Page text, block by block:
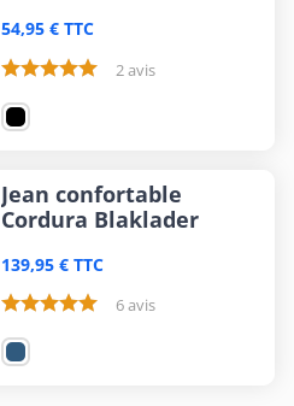
54,95 € TTC
2 avis
Jean confortable
Cordura Blaklader
139,95 € TTC
6 avis